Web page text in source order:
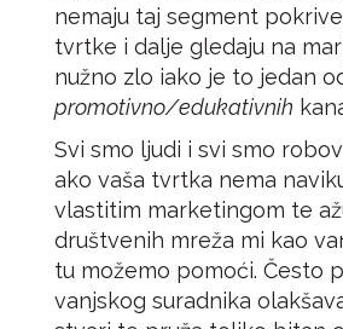
nemaju taj segment
tvrtke i dalje gledaju na
nužno zlo iako je to jedan
promotivno/edukativnih
Svi smo ljudi i svi smo
ako vaša tvrtka nema
vlastitim marketingom te
društvenih mreža mi kao
tu možemo pomoći. Često
vanjskog suradnika